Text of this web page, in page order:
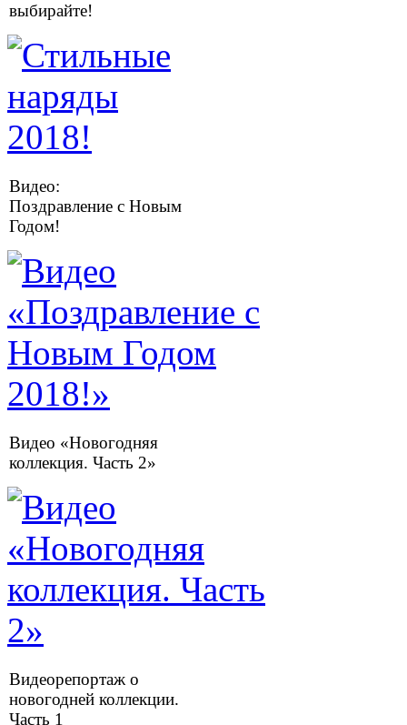
выбирайте!
Видео:
Поздравление с Новым
Годом!
Видео «Новогодняя
коллекция. Часть 2»
Видеорепортаж о
новогодней коллекции.
Часть 1